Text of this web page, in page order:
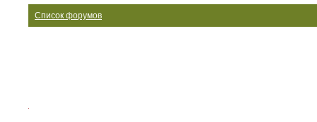
Список форумов